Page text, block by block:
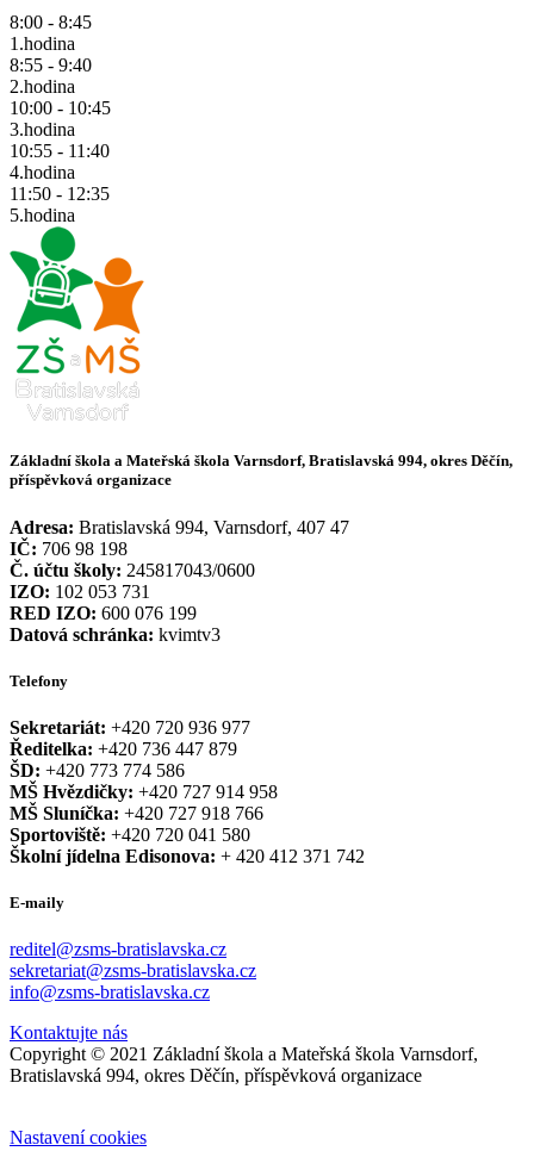
8:00 - 8:45
1.hodina
8:55 - 9:40
2.hodina
10:00 - 10:45
3.hodina
10:55 - 11:40
4.hodina
11:50 - 12:35
5.hodina
Základní škola a Mateřská škola Varnsdorf, Bratislavská 994, okres Děčín,
příspěvková organizace
Adresa: Bratislavská 994, Varnsdorf, 407 47
IČ: 706 98 198
Č. účtu školy: 245817043/0600
IZO: 102 053 731
RED IZO: 600 076 199
Datová schránka: kvimtv3
Telefony
Sekretariát: +420 720 936 977
Ředitelka: +420 736 447 879
ŠD: +420 773 774 586
MŠ Hvězdičky: +420 727 914 958
MŠ Sluníčka: +420 727 918 766
Sportoviště: +420 720 041 580
Školní jídelna Edisonova: + 420 412 371 742
E-maily
reditel@zsms-bratislavska.cz
sekretariat@zsms-bratislavska.cz
info@zsms-bratislavska.cz
Kontaktujte nás
Copyright © 2021 Základní škola a Mateřská škola Varnsdorf,
Bratislavská 994, okres Děčín, příspěvková organizace
Nastavení cookies